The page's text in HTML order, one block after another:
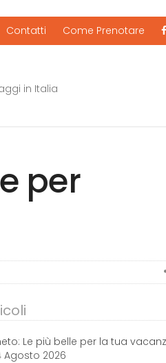
Contatti Come Prenotare
in Italia
per
Le più belle per la tua
Agosto 2026